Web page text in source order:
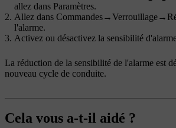
allez dans Paramètres.
Allez dans Commandes→Verrouillage→
l'alarme.
Activez ou désactivez la sensibilité
La réduction de la sensibilité de l'alarme est
nouveau cycle de conduite.
Cela vous a-t-il aidé ?